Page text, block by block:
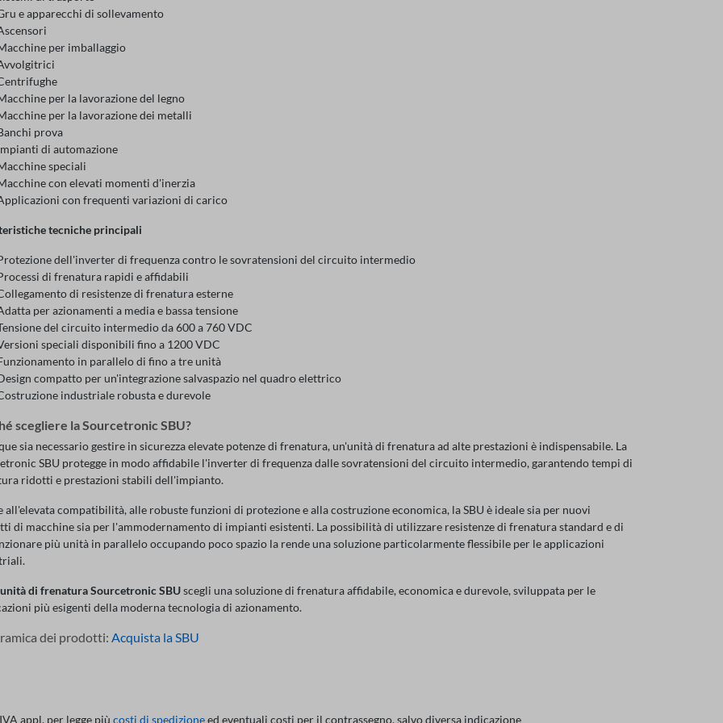
e apparecchi di sollevamento
per imballaggio
per la lavorazione del legno
per la lavorazione dei metalli
prova
di automazione
speciali
con elevati momenti d'inerzia
con frequenti variazioni di carico
tecniche principali
dell'inverter di frequenza contro le sovratensioni del circuito intermedio
di frenatura rapidi e affidabili
di resistenze di frenatura esterne
per azionamenti a media e bassa tensione
del circuito intermedio da 600 a 760 VDC
speciali disponibili fino a 1200 VDC
in parallelo di fino a tre unità
compatto per un'integrazione salvaspazio nel quadro elettrico
industriale robusta e durevole
scegliere la Sourcetronic SBU?
sia necessario gestire in sicurezza elevate potenze di frenatura, un'unità di frenatura ad alte prestazioni è indispensabile. La
SBU protegge in modo affidabile l'inverter di frequenza dalle sovratensioni del circuito intermedio, garantendo tempi di
ridotti e prestazioni stabili dell'impianto.
all'elevata compatibilità, alle robuste funzioni di protezione e alla costruzione economica, la SBU è ideale sia per nuovi
di macchine sia per l'ammodernamento di impianti esistenti. La possibilità di utilizzare resistenze di frenatura standard e di
più unità in parallelo occupando poco spazio la rende una soluzione particolarmente flessibile per le applicazioni
unità di frenatura Sourcetronic SBUscegli una soluzione di frenatura affidabile, economica e durevole, sviluppata per le
più esigenti della moderna tecnologia di azionamento.
dei prodotti: Acquista la SBU
appl. per legge più costi di spedizioneed eventuali costi per il contrassegno, salvo diversa indicazione